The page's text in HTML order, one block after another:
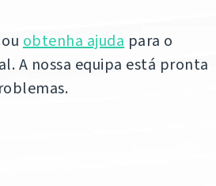
obtenha ajuda para o
A nossa equipa está pronta